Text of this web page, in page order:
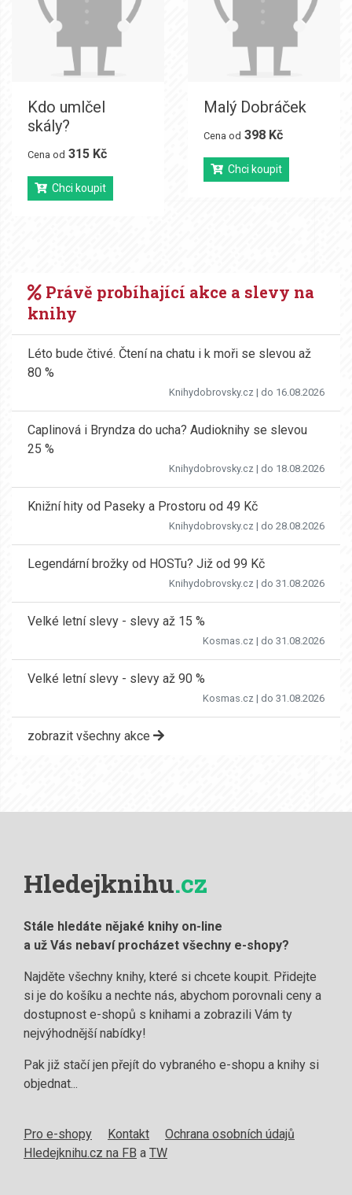
Kdo umlčel
skály?
Cena od 315 Kč
Chci koupit
Malý Dobráček
Cena od 398 Kč
Chci koupit
Právě probíhající akce a slevy na
knihy
Léto bude čtivé. Čtení na chatu i k moři se slevou až
80 %
Knihydobrovsky.cz | do 16.08.2026
Caplinová i Bryndza do ucha? Audioknihy se slevou
25 %
Knihydobrovsky.cz | do 18.08.2026
Knižní hity od Paseky a Prostoru od 49 Kč
Knihydobrovsky.cz | do 28.08.2026
Legendární brožky od HOSTu? Již od 99 Kč
Knihydobrovsky.cz | do 31.08.2026
Velké letní slevy - slevy až 15 %
Kosmas.cz | do 31.08.2026
Velké letní slevy - slevy až 90 %
Kosmas.cz | do 31.08.2026
zobrazit všechny akce
Hledejknihu.cz
Stále hledáte nějaké knihy on-line
a už Vás nebaví procházet všechny e-shopy?
Najděte všechny knihy, které si chcete koupit. Přidejte
si je do košíku a nechte nás, abychom porovnali ceny a
dostupnost e-shopů s knihami a zobrazili Vám ty
nejvýhodnější nabídky!
Pak již stačí jen přejít do vybraného e-shopu a knihy si
objednat...
Pro e-shopy Kontakt
Ochrana osobních údajů
Hledejknihu.cz na FB a TW